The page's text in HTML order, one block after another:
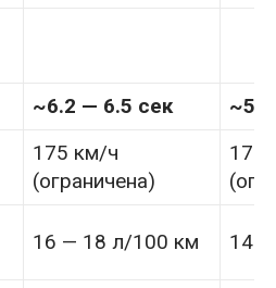
~6.2 — 6.5 сек
175 км/ч
(ограничена)
175
16 — 18 л/100 км 14